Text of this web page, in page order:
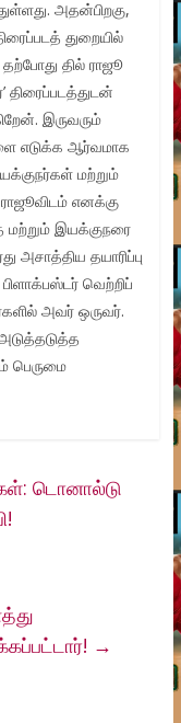
அதன்பிறகு,
துறையில்
தில் ராஜூ
திரைப்படத்துடன்
இருவரும்
எடுக்க ஆர்வமாக
மற்றும்
எனக்கு
மற்றும் இயக்குநரை
அசாத்திய தயாரிப்பு
வெற்றிப்
அவர் ஒருவர்.
பெருமை
டொனால்டு
→